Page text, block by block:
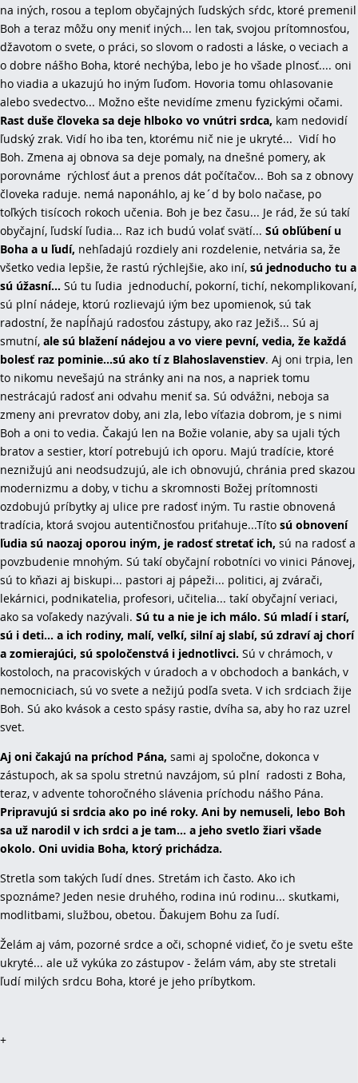
na iných, rosou a teplom obyčajných ľudských sŕdc, ktoré premenil
Boh a teraz môžu ony meniť iných... len tak, svojou prítomnosťou,
džavotom o svete, o práci, so slovom o radosti a láske, o veciach a
o dobre nášho Boha, ktoré nechýba, lebo je ho všade plnosť.... oni
ho viadia a ukazujú ho iným ľuďom. Hovoria tomu ohlasovanie
alebo svedectvo... Možno ešte nevidíme zmenu fyzickými očami.
Rast duše človeka sa deje hlboko vo vnútri srdca, kam nedovidí
ľudský zrak. Vidí ho iba ten, ktorému nič nie je ukryté... Vidí ho
Boh. Zmena aj obnova sa deje pomaly, na dnešné pomery, ak
porovnáme rýchlosť áut a prenos dát počítačov... Boh sa z obnovy
človeka raduje. nemá naponáhlo, aj ke´d by bolo načase, po
toľkých tisícoch rokoch učenia. Boh je bez času... Je rád, že sú takí
obyčajní, ľudskí ľudia... Raz ich budú volať svätí... Sú obľúbení u
Boha a u ľudí, nehľadajú rozdiely ani rozdelenie, netvária sa, že
všetko vedia lepšie, že rastú rýchlejšie, ako iní, sú jednoducho tu a
sú úžasní... Sú tu ľudia jednoduchí, pokorní, tichí, nekomplikovaní,
sú plní nádeje, ktorú rozlievajú iým bez upomienok, sú tak
radostní, že napĺňajú radosťou zástupy, ako raz Ježiš... Sú aj
smutní, ale sú blažení nádejou a vo viere pevní, vedia, že každá
bolesť raz pominie...sú ako tí z Blahoslavenstiev. Aj oni trpia, len
to nikomu nevešajú na stránky ani na nos, a napriek tomu
nestrácajú radosť ani odvahu meniť sa. Sú odvážni, neboja sa
zmeny ani prevratov doby, ani zla, lebo víťazia dobrom, je s nimi
Boh a oni to vedia. Čakajú len na Božie volanie, aby sa ujali tých
bratov a sestier, ktorí potrebujú ich oporu. Majú tradície, ktoré
neznižujú ani neodsudzujú, ale ich obnovujú, chránia pred skazou
modernizmu a doby, v tichu a skromnosti Božej prítomnosti
ozdobujú príbytky aj ulice pre radosť iným. Tu rastie obnovená
tradícia, ktorá svojou autentičnosťou priťahuje...Títo sú obnovení
ľudia sú naozaj oporou iným, je radosť stretať ich, sú na radosť a
povzbudenie mnohým. Sú takí obyčajní robotníci vo vinici Pánovej,
sú to kňazi aj biskupi... pastori aj pápeži... politici, aj zvárači,
lekárnici, podnikatelia, profesori, učitelia... takí obyčajní veriaci,
ako sa voľakedy nazývali. Sú tu a nie je ich málo. Sú mladí i starí,
sú i deti... a ich rodiny, malí, veľkí, silní aj slabí, sú zdraví aj chorí
a zomierajúci, sú spoločenstvá i jednotlivci. Sú v chrámoch, v
kostoloch, na pracoviských v úradoch a v obchodoch a bankách, v
nemocniciach, sú vo svete a nežijú podľa sveta. V ich srdciach žije
Boh. Sú ako kvások a cesto spásy rastie, dvíha sa, aby ho raz uzrel
svet.
Aj oni čakajú na príchod Pána, sami aj spoločne, dokonca v
zástupoch, ak sa spolu stretnú navzájom, sú plní radosti z Boha,
teraz, v advente tohoročného slávenia príchodu nášho Pána.
Pripravujú si srdcia ako po iné roky. Ani by nemuseli, lebo Boh
sa už narodil v ich srdci a je tam... a jeho svetlo žiari všade
okolo. Oni uvidia Boha, ktorý prichádza.
Stretla som takých ľudí dnes. Stretám ich často. Ako ich
spoznáme? Jeden nesie druhého, rodina inú rodinu... skutkami,
modlitbami, službou, obetou. Ďakujem Bohu za ľudí.
Želám aj vám, pozorné srdce a oči, schopné vidieť, čo je svetu ešte
ukryté... ale už vykúka zo zástupov - želám vám, aby ste stretali
ľudí milých srdcu Boha, ktoré je jeho príbytkom.
+